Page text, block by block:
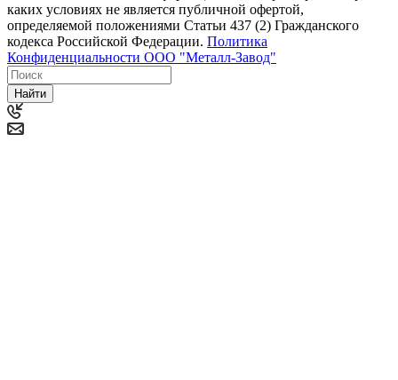
каких условиях не является публичной офертой,
определяемой положениями Статьи 437 (2) Гражданского
кодекса Российской Федерации. Политика
Конфиденциальности ООО "Металл-Завод"
Найти